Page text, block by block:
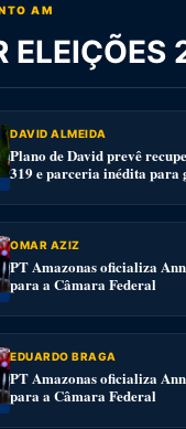
AM
ELEIÇÕES
DAVID ALMEIDA
Plano de David prevê
319 e parceria inédita para
OMAR AZIZ
PT Amazonas oficializa
para a Câmara Federal
EDUARDO BRAGA
PT Amazonas oficializa
para a Câmara Federal